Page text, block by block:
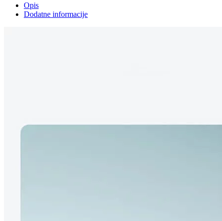
Opis
Dodatne informacije